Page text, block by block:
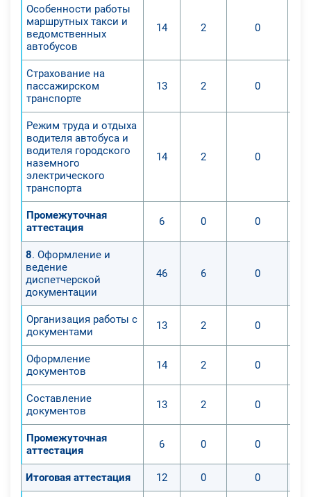
Особенности работы
маршрутных такси и
ведомственных
автобусов
14 2 0
Страхование на
пассажирском
транспорте
13 2 0
Режим труда и отдыха
водителя автобуса и
водителя городского
наземного
электрического
транспорта
14 2 0
Промежуточная
аттестация
6 0 0
8. Оформление и
ведение
диспетчерской
документации
46 6 0
Организация работы с
документами
13 2 0
Оформление
документов
14 2 0
Составление
документов
13 2 0
Промежуточная
аттестация
6 0 0
Итоговая аттестация 12 0 0